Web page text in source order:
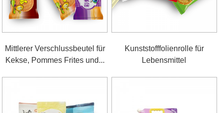
Mittlerer Verschlussbeutel für
Kekse, Pommes Frites und...
Kunststofffolienrolle für
Lebensmittel